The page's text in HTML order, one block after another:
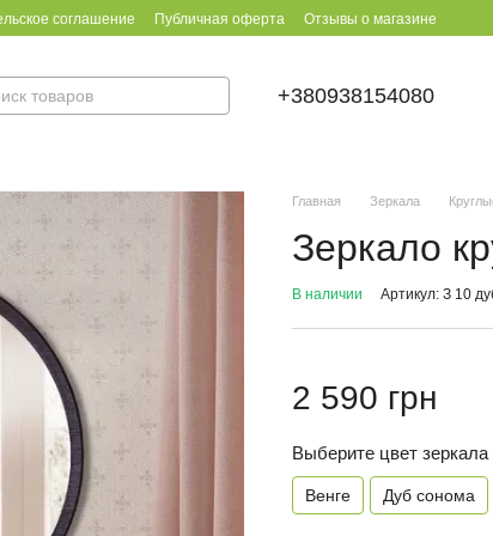
соглашение Публичная оферта Отзывы о магазине
+380938154080
Главная Зеркала
Зеркало
В наличии Артикул: З 10
2 590 грн
Выберите цвет зеркала
Венге Дуб сонома